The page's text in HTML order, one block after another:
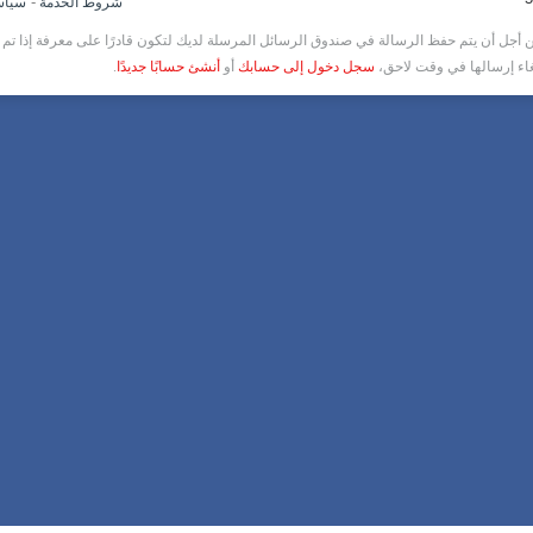
أجل أن يتم حفظ الرسالة في صندوق الرسائل المرسلة لديك لتكون قادرًا على معرفة إذا تم
إرسالها في وقت لاحق، سجل دخول إلى حسابك أو أنشئ حسابًا جديدًا .